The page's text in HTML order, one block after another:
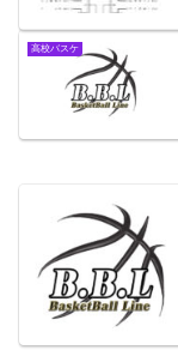
高校バスケ